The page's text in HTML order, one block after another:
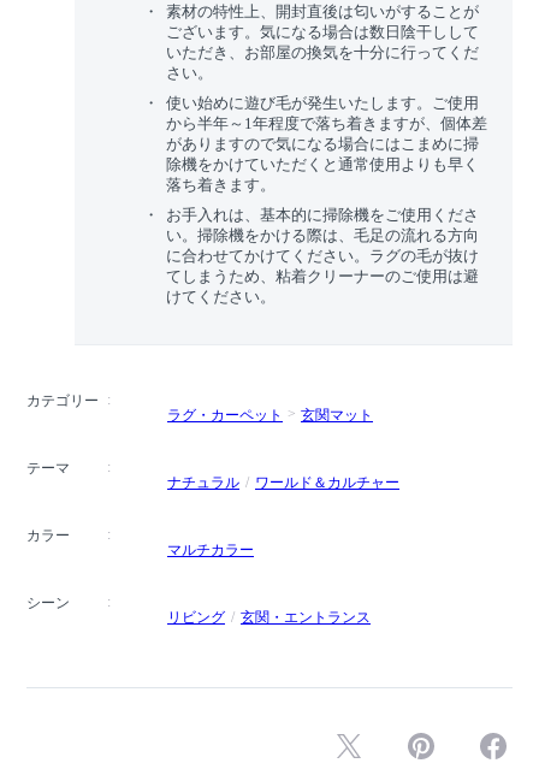
素材の特性上、開封直後は匂いがすることが
ございます。気になる場合は数日陰干しして
いただき、お部屋の換気を十分に行ってくだ
さい。
使い始めに遊び毛が発生いたします。ご使用
から半年～1年程度で落ち着きますが、個体差
がありますので気になる場合にはこまめに掃
除機をかけていただくと通常使用よりも早く
落ち着きます。
お手入れは、基本的に掃除機をご使用くださ
い。掃除機をかける際は、毛足の流れる方向
に合わせてかけてください。ラグの毛が抜け
てしまうため、粘着クリーナーのご使用は避
けてください。
カテゴリー
ラグ・カーペット
玄関マット
テーマ
ナチュラル
ワールド＆カルチャー
カラー
マルチカラー
シーン
リビング
玄関・エントランス